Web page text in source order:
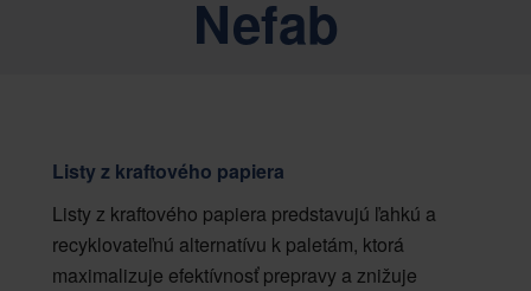
Nefab
Listy z kraftového papiera
Listy z kraftového papiera predstavujú ľahkú a
recyklovateľnú alternatívu k paletám, ktorá
maximalizuje efektívnosť prepravy a znižuje